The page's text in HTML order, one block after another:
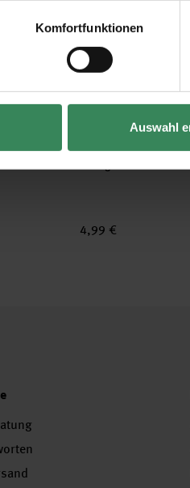
Vertrag widerrufen
Komfortfunktionen
Auswahl
eckig
Hersteller:
Rico Design
Paper Poetry
4,99 €